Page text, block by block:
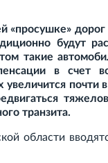
«просушке»
будут
такие
в счет
почти
транзита.
области